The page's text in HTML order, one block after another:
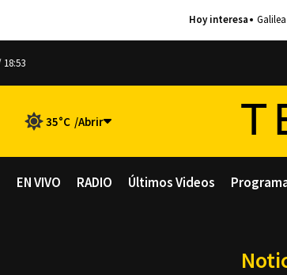
18:53
35°C
EN VIVO RADIO Últimos Videos